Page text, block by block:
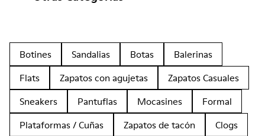
Botines Sandalias Botas
Balerinas
Flats
Zapatos con agujetas
Zapatos Casuales
Sneakers
Pantuflas Mocasines
Formal
Plataformas / Cuñas
Zapatos de tacón Clogs